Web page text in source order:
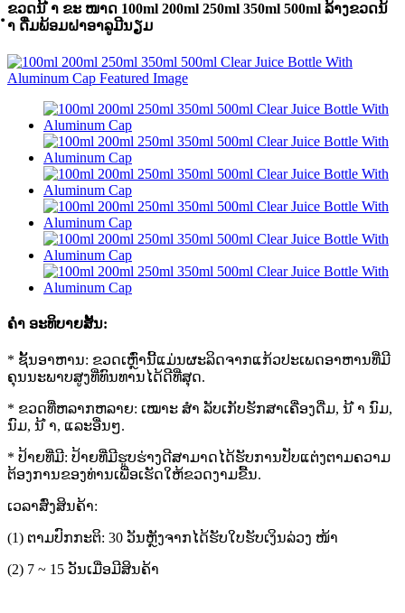
ຂວດນ້ ຳ ຂະ ໜາດ 100ml 200ml 250ml 350ml 500ml ລ້າງຂວດນ້
ຳ ດື່ມພ້ອມຝາອາລູມີນຽມ
ຄຳ ອະທິບາຍສັ້ນ:
* ຊັ້ນອາຫານ: ຂວດເຫຼົ່ານີ້ແມ່ນຜະລິດຈາກແກ້ວປະເພດອາຫານທີ່ມີ
ຄຸນນະພາບສູງທີ່ທົນທານໄດ້ດີທີ່ສຸດ.
* ຂວດທີ່ຫລາກຫລາຍ: ເໝາະ ສຳ ລັບເກັບຮັກສາເຄື່ອງດື່ມ, ນ້ ຳ ນົມ,
ນົມ, ນ້ ຳ, ແລະອື່ນໆ.
* ປ້າຍທີ່ມີ: ປ້າຍທີ່ມີຮູບຮ່າງດີສາມາດໄດ້ຮັບການປັບແຕ່ງຕາມຄວາມ
ຕ້ອງການຂອງທ່ານເພື່ອເຮັດໃຫ້ຂວດງາມຂື້ນ.
ເວລາສົ່ງສິນຄ້າ:
(1) ຕາມປົກກະຕິ: 30 ວັນຫຼັງຈາກໄດ້ຮັບໃບຮັບເງິນລ່ວງ ໜ້າ
(2) 7 ~ 15 ວັນເມື່ອມີສິນຄ້າ